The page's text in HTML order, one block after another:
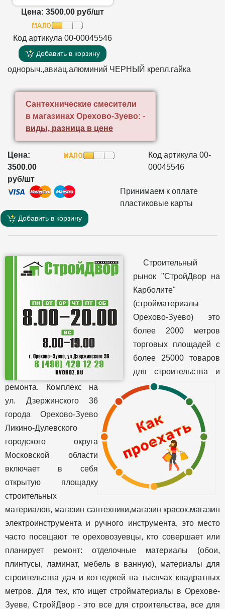
Цена: 3500.00 руб/шт
Код артикула 00-00045546
Добавить в корзину
однорыч.,авиац.алюминий ЧЕРНЫЙ крепл.гайка
Сантехнические смесители
в магазинах Орехово-Зуево: -
виды, разница в цене
Цена:
3500.00
руб/шт
Код артикула 00-
00045546
Принимаем к оплате
пластиковые карты
Добавить в корзину
Строительный
рынок "СтройДвор на
Карболите"
(стройматериалы
Орехово-Зуево) это
более 2000 метров
торговых площадей с
более 25000 товаров
для строительства и
ремонта. Комплекс на
ул. Дзержинского 36
города Орехово-Зуево
Ликино-Дулевского
городского округа
Московской области
включает в себя
открытую площадку
строительных
материалов, магазин сантехники,магазин красок,магазин
электроинструмента и ручного инструмента, это место
часто посещают те ореховозуевцы, кто совершает или
планирует ремонт: отделочные материалы (обои,
плинтусы, ламинат, мебель в ванную), материалы для
строительства дач и коттеджей на тысячах квадратных
метров. Для тех, кто ищет стройматериалы в Орехове-
Зуеве, СтройДвор - это все для строительства, все для